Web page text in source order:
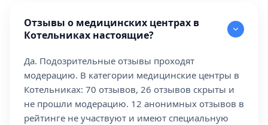
Отзывы о медицинских центрах в
Котельниках настоящие?
Да. Подозрительные отзывы проходят
модерацию. В категории медицинские центры в
Котельниках: 70 отзывов, 26 отзывов скрыты и
не прошли модерацию. 12 анонимных отзывов в
рейтинге не участвуют и имеют специальную